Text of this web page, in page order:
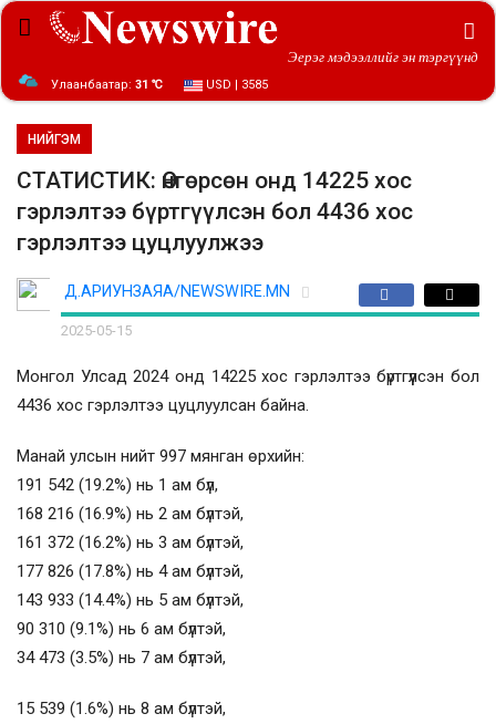
Эерэг мэдээллийг эн тэргүүнд
Улаанбаатар: 31 ℃ USD | 3585
НИЙГЭМ
СТАТИСТИК: Өнгөрсөн онд 14225 хос
гэрлэлтээ бүртгүүлсэн бол 4436 хос
гэрлэлтээ цуцлуулжээ
Д.АРИУНЗАЯА/NEWSWIRE.MN
2025-05-15
Монгол Улсад 2024 онд 14225 хос гэрлэлтээ бүртгүүлсэн бол
4436 хос гэрлэлтээ цуцлуулсан байна.
Манай улсын нийт 997 мянган өрхийн:
191 542 (19.2%) нь 1 ам бүл,
168 216 (16.9%) нь 2 ам бүлтэй,
161 372 (16.2%) нь 3 ам бүлтэй,
177 826 (17.8%) нь 4 ам бүлтэй,
143 933 (14.4%) нь 5 ам бүлтэй,
90 310 (9.1%) нь 6 ам бүлтэй,
34 473 (3.5%) нь 7 ам бүлтэй,
15 539 (1.6%) нь 8 ам бүлтэй,